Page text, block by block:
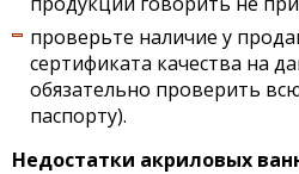
проверьте наличие у
сертификата качества на
обязательно проверить
паспорту).
Недостатки акриловых